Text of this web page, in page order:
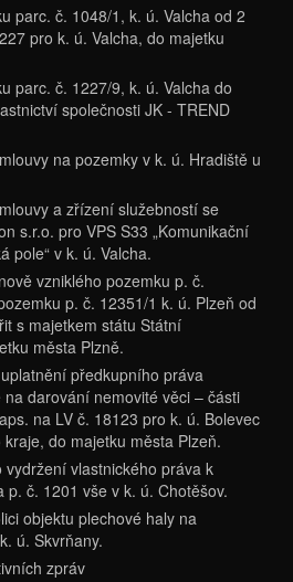
parc. č. 1048/1, k. ú. Valcha od 2
pro k. ú. Valcha, do majetku
parc. č. 1227/9, k. ú. Valcha do
společnosti JK - TREND
na pozemky v k. ú. Hradiště u
a zřízení služebností se
s.r.o. pro VPS S33 „Komunikační
pole“ v k. ú. Valcha.
vzniklého pozemku p. č.
p. č. 12351/1 k. ú. Plzeň od
s majetkem státu Státní
města Plzně.
předkupního práva
darování nemovité věci – části
na LV č. 18123 pro k. ú. Bolevec
do majetku města Plzeň.
vlastnického práva k
č. 1201 vše v k. ú. Chotěšov.
objektu plechové haly na
ú. Skvrňany.
zpráv